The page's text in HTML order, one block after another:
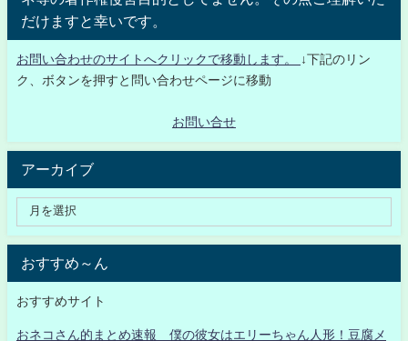
だけますと幸いです。
お問い合わせのサイトへクリックで移動します。
↓下記のリン
ク、ボタンを押すと問い合わせページに移動
お問い合せ
アーカイブ
おすすめ～ん
おすすめサイト
おネコさん的まとめ速報 僕の彼女はエリーちゃん人形！豆腐メ